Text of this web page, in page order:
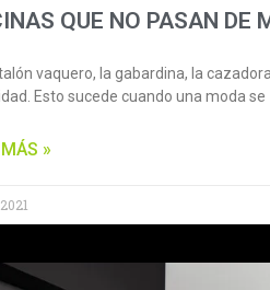
QUE NO PASAN
vaquero, la gabardina, la
Esto sucede cuando una moda se
»